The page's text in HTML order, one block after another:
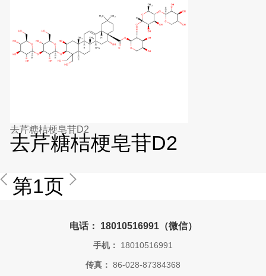
去芹糖桔梗皂苷D2
去芹糖桔梗皂苷D2
第1页
电话： 18010516991（微信）
手机： 18010516991
传真： 86-028-87384368